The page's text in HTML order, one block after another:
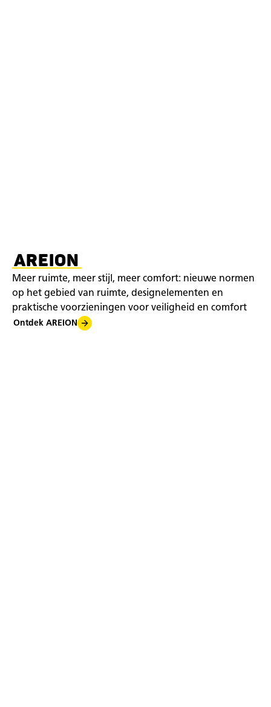
AREION
Meer ruimte, meer stijl, meer comfort: nieuwe normen
op het gebied van ruimte, designelementen en
praktische voorzieningen voor veiligheid en comfort
Ontdek AREION